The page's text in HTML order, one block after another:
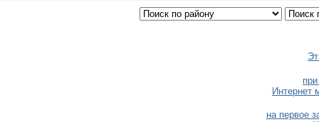
Интернет
на первое